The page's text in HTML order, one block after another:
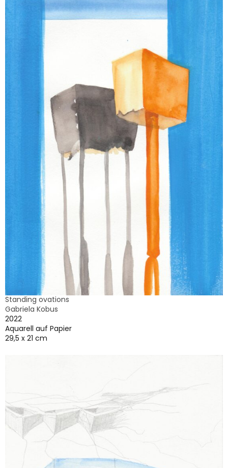
Standing ovations
Gabriela Kobus
2022
Aquarell auf Papier
29,5 x 21 cm